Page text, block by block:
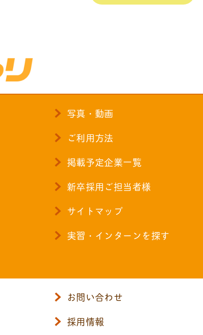
写真・動画
ご利用方法
掲載予定企業一覧
新卒採用ご担当者様
サイトマップ
実習・インターンを探す
お問い合わせ
採用情報